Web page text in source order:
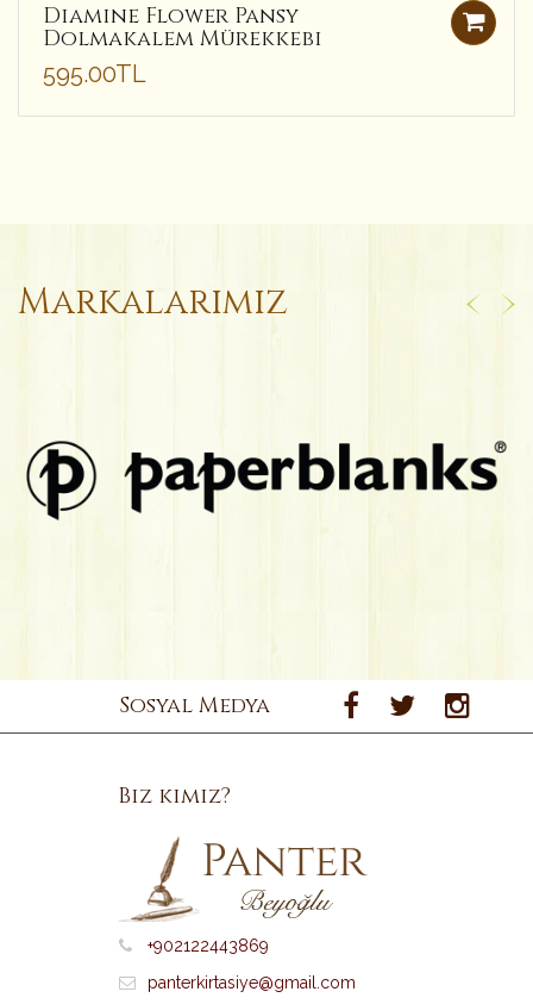
Diamine Flower Pansy
Dolmakalem Mürekkebi
595.00TL
Markalarımız
Sosyal Medya
Biz kimiz?
+902122443869
panterkirtasiye@gmail.com